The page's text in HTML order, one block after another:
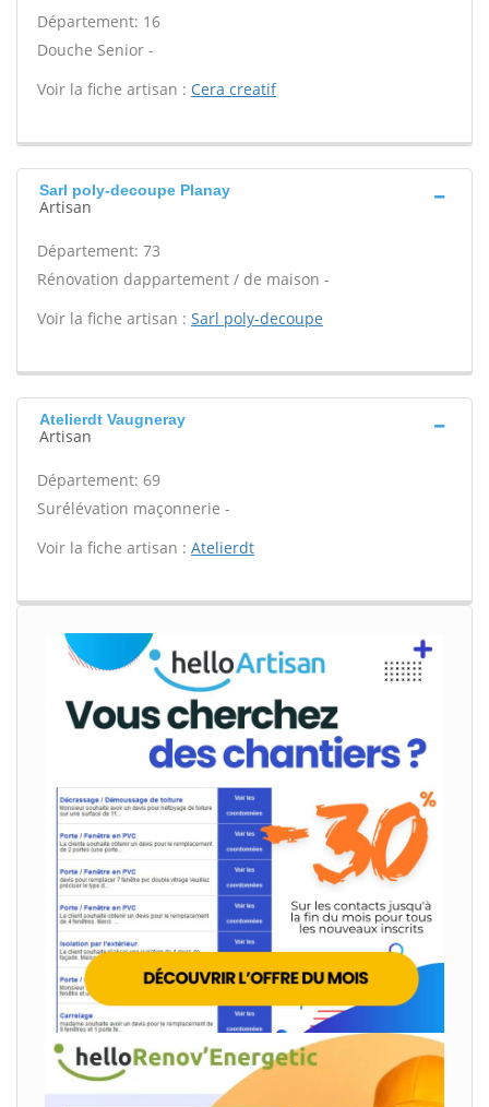
Département: 16
Douche Senior -
Voir la fiche artisan : Cera creatif
Sarl poly-decoupe Planay
Artisan
Département: 73
Rénovation dappartement / de maison -
Voir la fiche artisan : Sarl poly-decoupe
Atelierdt Vaugneray
Artisan
Département: 69
Surélévation maçonnerie -
Voir la fiche artisan : Atelierdt